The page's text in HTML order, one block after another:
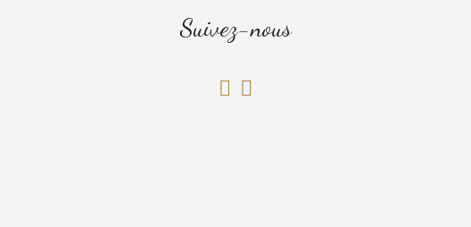
Suivez-nous